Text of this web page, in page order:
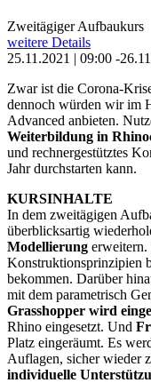
Zweitägiger Aufbaukurs
weitere Details
25.11.2021 | 09:00 -
Zwar ist die Corona-
dennoch würden wir im
Advanced anbieten.
Weiterbildung in
und rechnergestütztes
Jahr durchstarten kann.
KURSINHALTE
In dem zweitägigen
überblicksartig
Modellierung erweitern.
Konstruktionsprinzipien
bekommen. Darüber
mit dem parametrisch
Grasshopper wird
Rhino eingesetzt. Und
Platz eingeräumt. Es
Auflagen, sicher wieder
individuelle